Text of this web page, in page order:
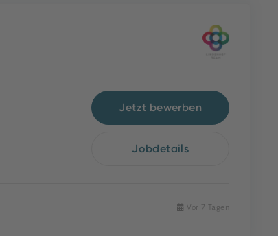
Jetzt bewerben
Jobdetails
Vor 7 Tagen